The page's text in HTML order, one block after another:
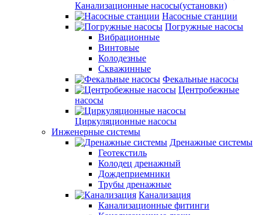
Канализационные насосы(установки)
Насосные станции
Погружные насосы
Вибрационные
Винтовые
Колодезные
Скважинные
Фекальные насосы
Центробежные
насосы
Циркуляционные насосы
Инженерные системы
Дренажные системы
Геотекстиль
Колодец дренажный
Дождеприемники
Трубы дренажные
Канализация
Канализационные фитинги